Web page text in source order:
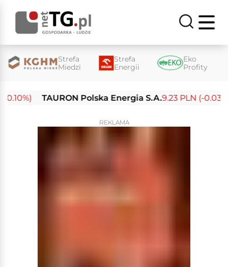
Strefa
Miedzi
Strefa
Energii
Eko
Profity
TAURON Polska Energia S.A.9.23 PLN (-0.03%)
REKLAMA